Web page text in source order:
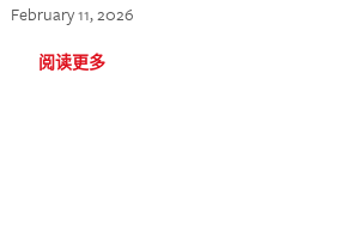
February 11, 2026
阅读更多